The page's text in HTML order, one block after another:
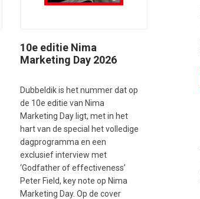
10e editie Nima
Marketing Day 2026
Dubbeldik is het nummer dat op
de 10e editie van Nima
Marketing Day ligt, met in het
hart van de special het volledige
dagprogramma en een
exclusief interview met
‘Godfather of effectiveness’
Peter Field, key note op Nima
Marketing Day. Op de cover